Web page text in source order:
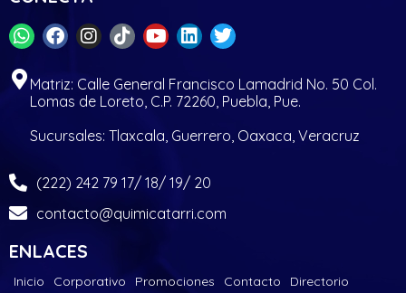
Matriz: Calle General Francisco Lamadrid No. 50 Col.
Lomas de Loreto, C.P. 72260, Puebla, Pue.
Sucursales: Tlaxcala, Guerrero, Oaxaca, Veracruz
(222) 242 79 17/ 18/ 19/ 20
contacto@quimicatarri.com
ENLACES
Inicio Corporativo Promociones Contacto
Directorio